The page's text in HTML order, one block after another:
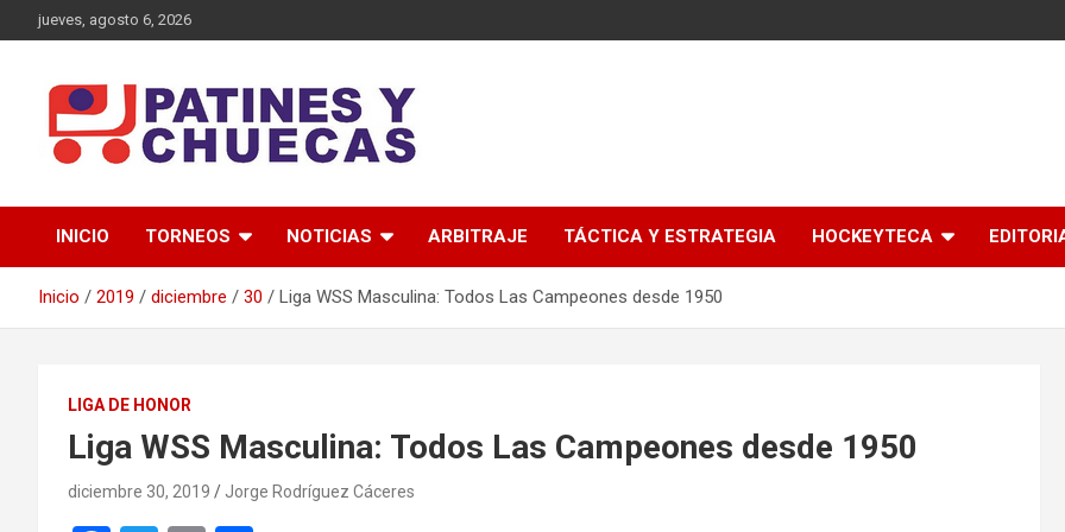
Saltar
al
jueves, agosto 6, 2026
Patines y Chuecas
INICIO TORNEOS NOTICIAS ARBITRAJE TÁCTICA Y ESTRATEGIA HOCKEYTECA
Inicio 2019 diciembre 30 Liga WSS Masculina: Todos Las Campeones desde 1950
LIGA DE HONOR
Liga WSS Masculina: Todos Las Campeones desde 1950
diciembre 30, 2019 Jorge Rodríguez Cáceres